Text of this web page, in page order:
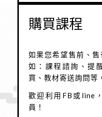
購買課程
如果您希望售前、
如：課程諮詢、提
買、教材寄送詢問等
歡迎利用FB或line
員！